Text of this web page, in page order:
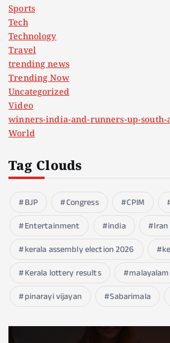
Sports
Tech
Technology
Travel
trending news
Trending Now
Uncategorized
Video
winners-india-and-runners-up-south-
World
Tag Clouds
BJP Congress CPIM
Entertainment
india Iran
kerala assembly election 2026
Kerala lottery results
pinarayi vijayan
Sabarimala